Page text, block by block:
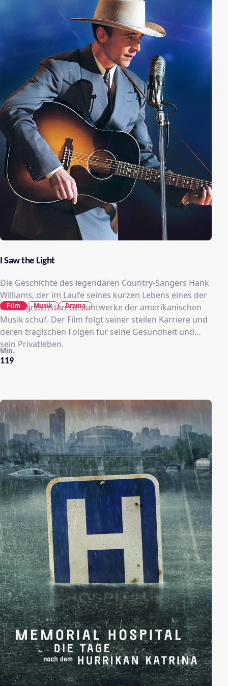
Freundin, er hat auch ein Gespräch mit seiner Mutter,
das für ihn alles verändert. So ist am Ende eines
regnerischen Tages für beide, nichts mehr so, wie sie
es zuvor erwartet hatten...
I Saw the Light
Die Geschichte des legendären Country-Sängers Hank
Williams, der im Laufe seines kurzen Lebens eines der
umfangreichsten Gesamtwerke der amerikanischen
Musik schuf. Der Film folgt seiner steilen Karriere und
deren tragischen Folgen für seine Gesundheit und
sein Privatleben.
119
Min.
Film Musik Drama